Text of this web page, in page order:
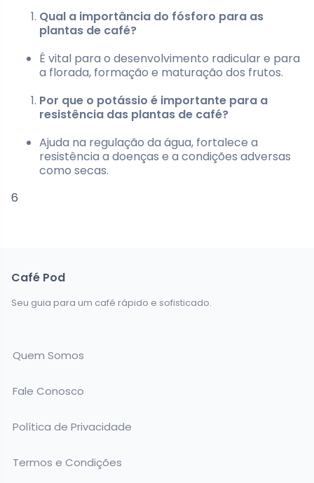
Qual a importância do fósforo para as
plantas de café?
É vital para o desenvolvimento radicular e para
a florada, formação e maturação dos frutos.
Por que o potássio é importante para a
resistência das plantas de café?
Ajuda na regulação da água, fortalece a
resistência a doenças e a condições adversas
como secas.
6
Café Pod
Seu guia para um café rápido e sofisticado.
Quem Somos
Fale Conosco
Política de Privacidade
Termos e Condições